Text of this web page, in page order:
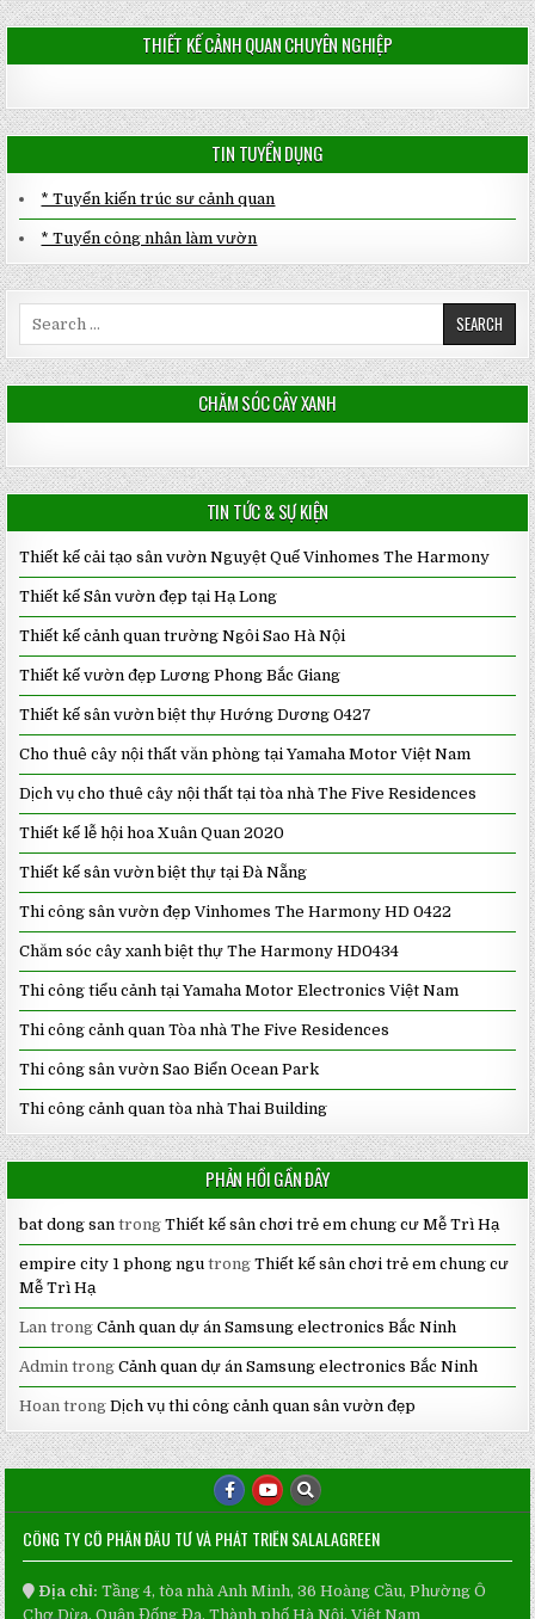
THIẾT KẾ CẢNH QUAN CHUYÊN NGHIỆP
TIN TUYỂN DỤNG
* Tuyển kiến trúc sư cảnh quan
* Tuyển công nhân làm vườn
CHĂM SÓC CÂY XANH
TIN TỨC & SỰ KIỆN
Thiết kế cải tạo sân vườn Nguyệt Quế Vinhomes The Harmony
Thiết kế Sân vườn đẹp tại Hạ Long
Thiết kế cảnh quan trường Ngôi Sao Hà Nội
Thiết kế vườn đẹp Lương Phong Bắc Giang
Thiết kế sân vườn biệt thự Hướng Dương 0427
Cho thuê cây nội thất văn phòng tại Yamaha Motor Việt Nam
Dịch vụ cho thuê cây nội thất tại tòa nhà The Five Residences
Thiết kế lễ hội hoa Xuân Quan 2020
Thiết kế sân vườn biệt thự tại Đà Nẵng
Thi công sân vườn đẹp Vinhomes The Harmony HD 0422
Chăm sóc cây xanh biệt thự The Harmony HD0434
Thi công tiểu cảnh tại Yamaha Motor Electronics Việt Nam
Thi công cảnh quan Tòa nhà The Five Residences
Thi công sân vườn Sao Biển Ocean Park
Thi công cảnh quan tòa nhà Thai Building
PHẢN HỒI GẦN ĐÂY
bat dong san trongThiết kế sân chơi trẻ em chung cư Mễ Trì Hạ
empire city 1 phong ngu trongThiết kế sân chơi trẻ em chung cư
Mễ Trì Hạ
Lan trongCảnh quan dự án Samsung electronics Bắc Ninh
Admin trongCảnh quan dự án Samsung electronics Bắc Ninh
Hoan trongDịch vụ thi công cảnh quan sân vườn đẹp
CÔNG TY CỔ PHẦN ĐẦU TƯ VÀ PHÁT TRIỂN SALALAGREEN
Địa chỉ: Tầng 4, tòa nhà Anh Minh, 36 Hoàng Cầu, Phường Ô
Chợ Dừa, Quận Đống Đa, Thành phố Hà Nội, Việt Nam